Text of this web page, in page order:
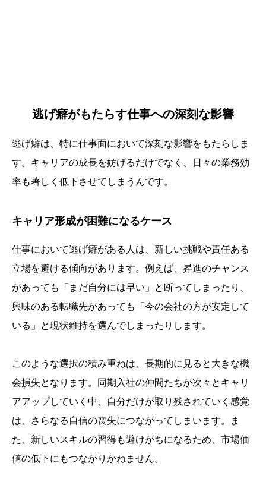
逃げ癖がもたらす仕事への深刻な影響
逃げ癖は、特に仕事面において深刻な影響をもたらしま
す。キャリアの成長を妨げるだけでなく、日々の業務効
率も著しく低下させてしまうんです。
キャリア形成が困難になるケース
仕事において逃げ癖がある人は、新しい挑戦や責任ある
立場を避ける傾向があります。例えば、昇進のチャンス
があっても「まだ自分には早い」と断ってしまったり、
興味のある転職先があっても「今の会社の方が安定して
いる」と現状維持を選んでしまったりします。
このような選択の積み重ねは、長期的に見ると大きな機
会損失となります。同期入社の仲間たちが次々とキャリ
アアップしていく中、自分だけが取り残されていく感覚
は、さらなる自信の喪失につながってしまいます。ま
た、新しいスキルの習得も避けがちになるため、市場価
値の低下にもつながりかねません。